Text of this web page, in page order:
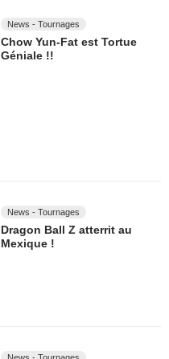
News - Tournages
Chow Yun-Fat est Tortue
Géniale !!
News - Tournages
Dragon Ball Z atterrit au
Mexique !